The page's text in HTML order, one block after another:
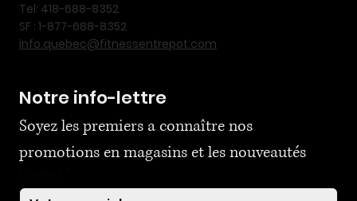
Tel: 418-688-8352
SF : 1-877-688-8352
info.quebec@fitnessentrepot.com
Notre info-lettre
Soyez les premiers a connaître nos
promotions en magasins et les nouveautés